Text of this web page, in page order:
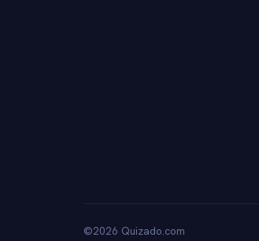
©2026 Quizado.com